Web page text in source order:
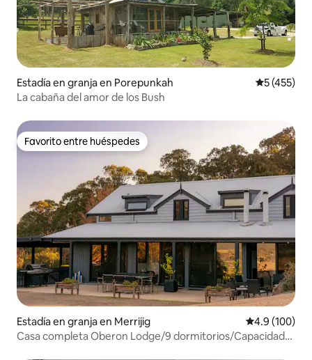
Estadía en granja en Porepunkah
5 (455)
La cabaña del amor de los Bush
Favorito entre huéspedes
Favorito entre huéspedes
Estadía en granja en Merrijig Calificación
4.9 (100)
Casa completa Oberon Lodge/9 dormitorios/Capacidad